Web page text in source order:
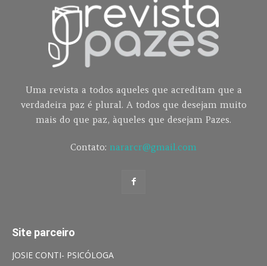
Uma revista a todos aqueles que acreditam que a
verdadeira paz é plural. A todos que desejam muito
mais do que paz, àqueles que desejam Pazes.
Contato: nararcr@gmail.com
Site parceiro
JOSIE CONTI- PSICÓLOGA